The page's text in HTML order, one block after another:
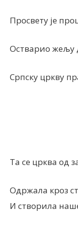
Просвету је
Остварио жељу
Српску цркву
Та се црква од
Одржала кроз
И створила